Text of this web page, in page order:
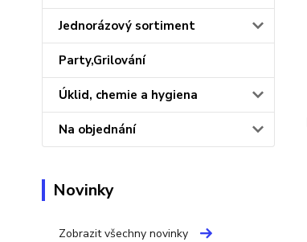
Jednorázový sortiment
Party,Grilování
Úklid, chemie a hygiena
Na objednání
Novinky
Zobrazit všechny novinky